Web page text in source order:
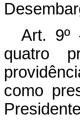
Art. 9º
quatro
como